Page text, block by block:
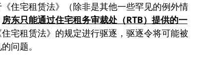
住宅租赁法》（除非是其他一些罕见的例外情
房东只能通过住宅租务审裁处（RTB）提供的一
宅租赁法》的规定进行驱逐，驱逐令将可能被
问题。